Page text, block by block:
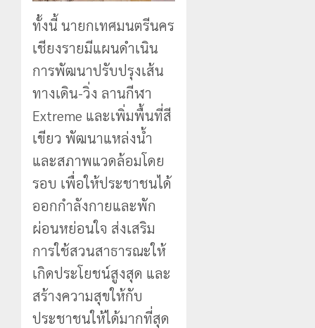
ทั้งนี้ นายกเทศมนตรีนคร
เชียงรายมีแผนดำเนิน
การพัฒนาปรับปรุงเส้น
ทางเดิน-วิ่ง ลานกีฬา
Extreme และเพิ่มพื้นที่สี
เขียว พัฒนาแหล่งน้ำ
และสภาพแวดล้อมโดย
รอบ เพื่อให้ประชาชนได้
ออกกำลังกายและพัก
ผ่อนหย่อนใจ ส่งเสริม
การใช้สวนสาธารณะให้
เกิดประโยชน์สูงสุด และ
สร้างความสุขให้กับ
ประชาชนให้ได้มากที่สุด